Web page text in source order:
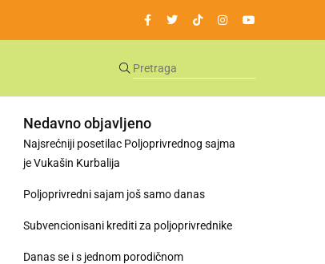
Nedavno objavljeno
Najsrećniji posetilac Poljoprivrednog sajma
je Vukašin Kurbalija
Poljoprivredni sajam još samo danas
Subvencionisani krediti za poljoprivrednike
Danas se i s jednom porodičnom